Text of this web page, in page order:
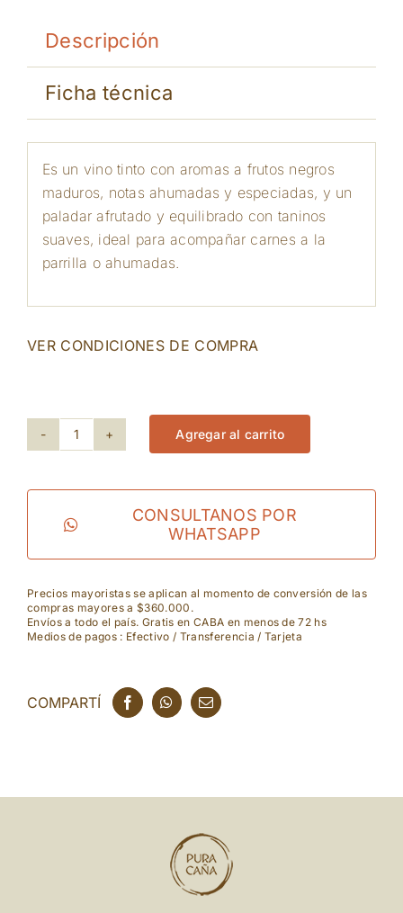
Descripción
Ficha técnica
Es un vino tinto con aromas a frutos negros
maduros, notas ahumadas y especiadas, y un
paladar afrutado y equilibrado con taninos
suaves, ideal para acompañar carnes a la
parrilla o ahumadas.
VER CONDICIONES DE COMPRA
Binyamina
Prestige
Agregar al carrito
CONSULTANOS POR
WHATSAPP
Precios mayoristas se aplican al momento de conversión de las
compras mayores a $360.000.
Envíos a todo el país. Gratis en CABA en menos de 72 hs
Medios de pagos : Efectivo / Transferencia / Tarjeta
COMPARTÍ